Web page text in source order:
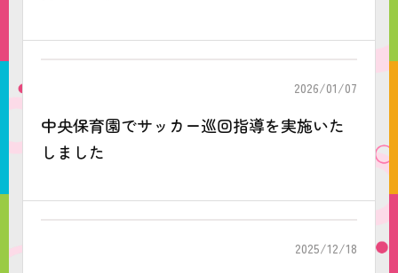
2026/01/07
中央保育園でサッカー巡回指導を実施いた
しました
2025/12/18